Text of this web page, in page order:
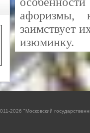
афоризмы,
заимствует
изюминку.
2026 "Московский